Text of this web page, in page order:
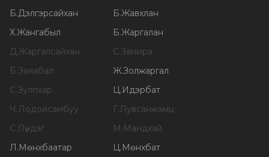
Б.Дэлгэрсайхан Б.Жавхлан
Х.Жангабыл Б.Жаргалан
Д.Жаргалсайхан С.Замира
Б.Заяабал Ж.Золжаргал
С.Зулпхар Ц.Идэрбат
Ч.Лодойсамбуу Г.Лувсанжамц
С.Лүндэг М.Мандхай
Л.Мөнхбаатар Ц.Мөнхбат